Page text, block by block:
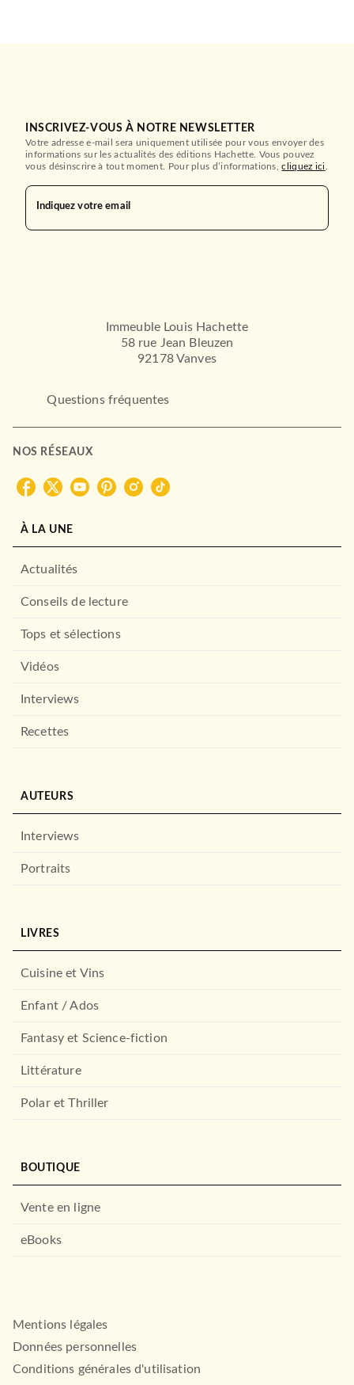
INSCRIVEZ-VOUS À NOTRE NEWSLETTER
Votre adresse e-mail sera uniquement utilisée pour vous envoyer des
informations sur les actualités des éditions Hachette. Vous pouvez
vous désinscrire à tout moment. Pour plus d’informations,cliquez ici
Indiquez votre email
Immeuble Louis Hachette
58 rue Jean Bleuzen
92178 Vanves
Questions fréquentes
NOS RÉSEAUX
À LA UNE
Actualités
Conseils de lecture
Tops et sélections
Vidéos
Interviews
Recettes
AUTEURS
Interviews
Portraits
LIVRES
Cuisine et Vins
Enfant / Ados
Fantasy et Science-fiction
Littérature
Polar et Thriller
BOUTIQUE
Vente en ligne
eBooks
Mentions légales
Données personnelles
Conditions générales d'utilisation